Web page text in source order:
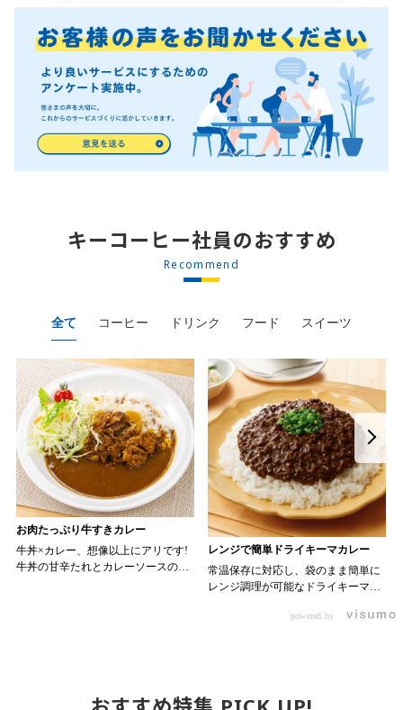
キーコーヒー社員のおすすめ
Recommend
全て コーヒー ドリンク フード スイーツ
お肉たっぷり牛すきカレー
牛丼×カレー、想像以上にアリです!
牛丼の甘辛たれとカレーソースのス
丼の素を中央にのせます。 3. 手前
レンジで簡単ドライキーマカレー
常温保存に対応し、袋のまま簡単に
レンジ調理が可能なドライキーマカ
オリジナルメニューにアレンジも可
powered by